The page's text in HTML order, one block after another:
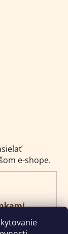
e-shope.